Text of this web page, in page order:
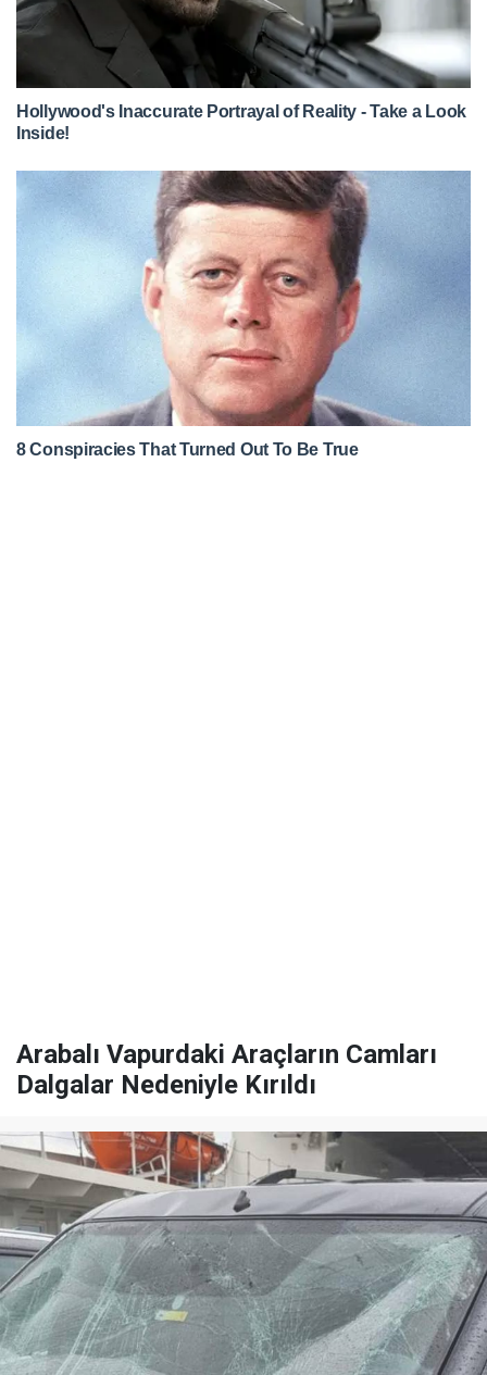
Arabalı Vapurdaki Araçların Camları
Dalgalar Nedeniyle Kırıldı